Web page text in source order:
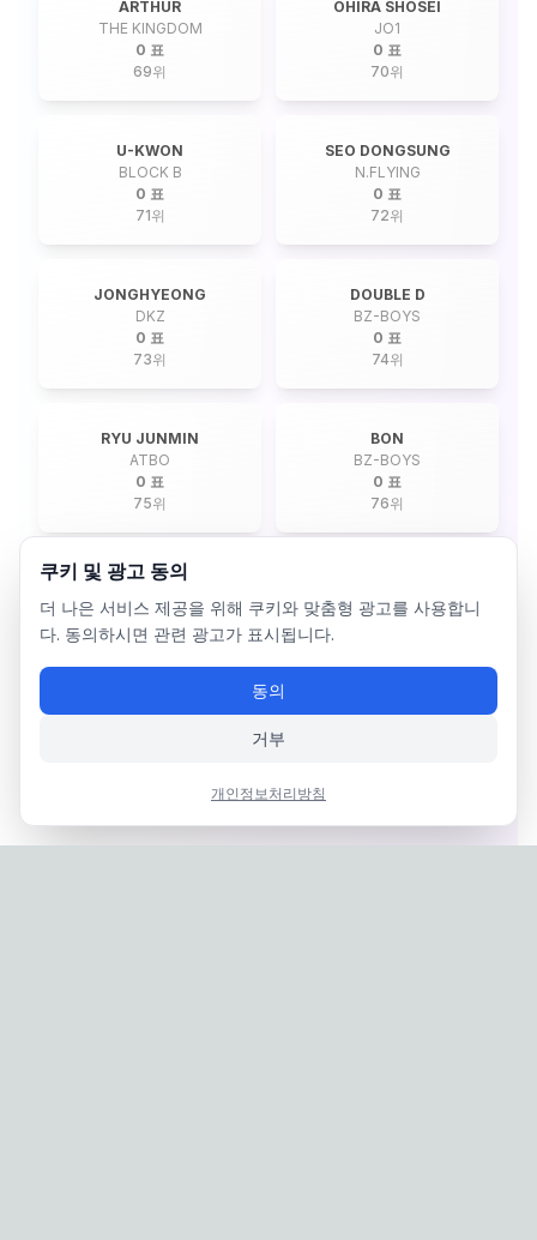
ARTHUR
THE KINGDOM
0 표
69위
OHIRA SHOSEI
JO1
0 표
70위
U-KWON
BLOCK B
0 표
71위
SEO DONGSUNG
N.FLYING
0 표
72위
JONGHYEONG
DKZ
0 표
73위
DOUBLE D
BZ-BOYS
0 표
74위
RYU JUNMIN
ATBO
0 표
75위
BON
BZ-BOYS
0 표
76위
쿠키 및 광고 동의
더 나은 서비스 제공을 위해 쿠키와 맞춤형 광고를 사용합니
다. 동의하시면 관련 광고가 표시됩니다.
동의
거부
개인정보처리방침